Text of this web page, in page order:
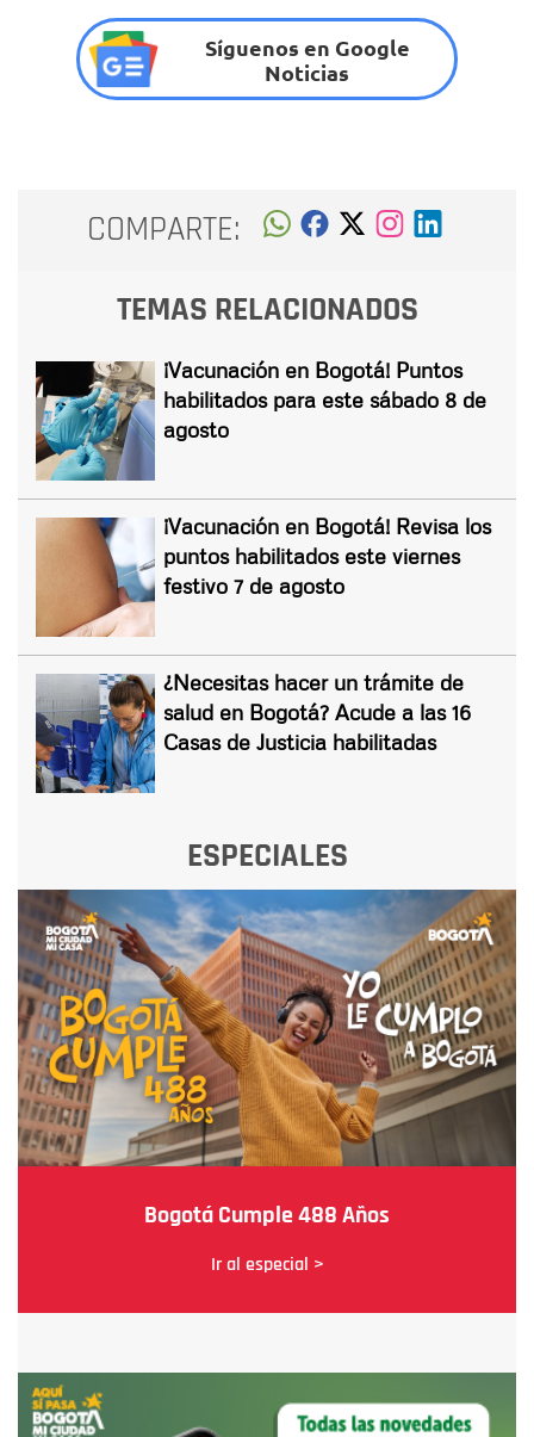
Síguenos en Google
Noticias
COMPARTE:
TEMAS RELACIONADOS
¡Vacunación en Bogotá! Puntos
habilitados para este sábado 8 de
agosto
¡Vacunación en Bogotá! Revisa los
puntos habilitados este viernes
festivo 7 de agosto
¿Necesitas hacer un trámite de
salud en Bogotá? Acude a las 16
Casas de Justicia habilitadas
ESPECIALES
Bogotá Cumple 488 Años
Ir al especial >